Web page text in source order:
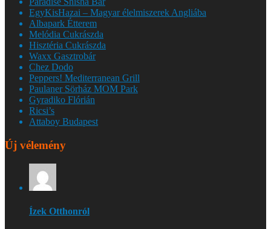
EgyKisHazai – Magyar élelmiszerek Angliába
Albapark Étterem
Melódia Cukrászda
Hisztéria Cukrászda
Waxx Gasztrobár
Chez Dodo
Peppers! Mediterranean Grill
Paulaner Sörház MOM Park
Gyradiko Flórián
Ricsi’s
Attaboy Budapest
Új vélemény
Ízek Otthonról